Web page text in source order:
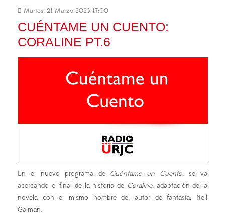
Martes, 21 Marzo 2023 17:00
CUÉNTAME UN CUENTO:
CORALINE PT.6
En el nuevo programa de Cuéntame un Cuento, se va
acercando el final de la historia de Coraline, adaptación de la
novela con el mismo nombre del autor de fantasía, Neil
Gaiman.